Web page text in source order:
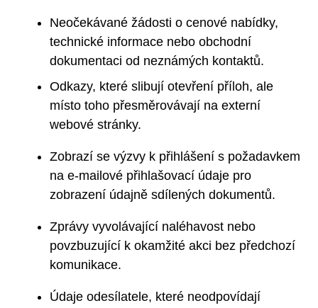
Neočekávané žádosti o cenové nabídky,
technické informace nebo obchodní
dokumentaci od neznámých kontaktů.
Odkazy, které slibují otevření příloh, ale
místo toho přesměrovávají na externí
webové stránky.
Zobrazí se výzvy k přihlášení s požadavkem
na e-mailové přihlašovací údaje pro
zobrazení údajně sdílených dokumentů.
Zprávy vyvolávající naléhavost nebo
povzbuzující k okamžité akci bez předchozí
komunikace.
Údaje odesílatele, které neodpovídají